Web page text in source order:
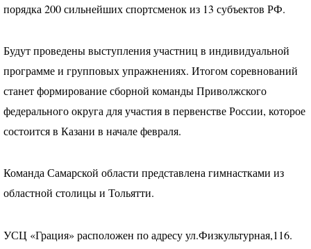
порядка 200 сильнейших спортсменок из 13 субъектов РФ.
Будут проведены выступления участниц в индивидуальной
программе и групповых упражнениях. Итогом соревнований
станет формирование сборной команды Приволжского
федерального округа для участия в первенстве России, которое
состоится в Казани в начале февраля.
Команда Самарской области представлена гимнастками из
областной столицы и Тольятти.
УСЦ «Грация» расположен по адресу ул.Физкультурная,116.